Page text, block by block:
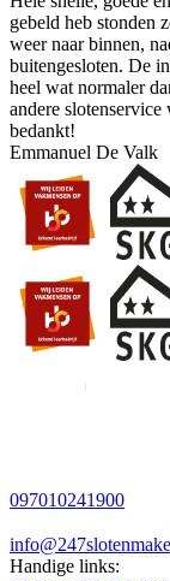
gebeld heb stonden
weer naar binnen,
buitengesloten. De
heel wat normaler
andere
bedankt!
Emmanuel De Valk
097010241900
Handige links: